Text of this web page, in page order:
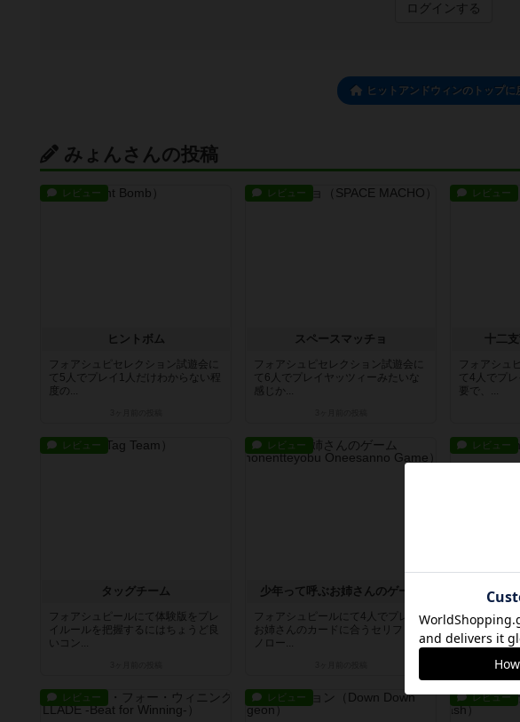
ログインする
ヒットアンドウィンのトップに
みょんさんの投稿
レビュー
ヒントボム
フォアシュピセレクション試遊会に
て5人でプレイ1人だけわからない程
度の...
レビュー
スペースマッチョ
フォアシュピセレクション試遊会に
て6人でプレイヤッツィーみたいな
感じか...
レビュー
十二
フォアシュ
て4人でプ
要で、...
レビュー
タッグチーム
フォアシュピールにて体験版をプレ
イルールを把握するにはちょうど良
いコン...
レビュー
少年って呼ぶお姉さんのゲーム
フォアシュピールにて4人でプレイ
お姉さんのカードに合うセリフとモ
ノロー...
レビュー
フォアシュ
基本はババ
書かれ...
レビュー レビュー レビュー